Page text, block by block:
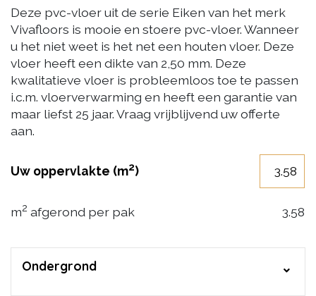
Deze pvc-vloer uit de serie Eiken van het merk
Vivafloors is mooie en stoere pvc-vloer. Wanneer
u het niet weet is het net een houten vloer. Deze
vloer heeft een dikte van 2,50 mm. Deze
kwalitatieve vloer is probleemloos toe te passen
i.c.m. vloerverwarming en heeft een garantie van
maar liefst 25 jaar. Vraag vrijblijvend uw offerte
aan.
Uw oppervlakte (m2)
m2 afgerond per pak 3.58
Ondergrond